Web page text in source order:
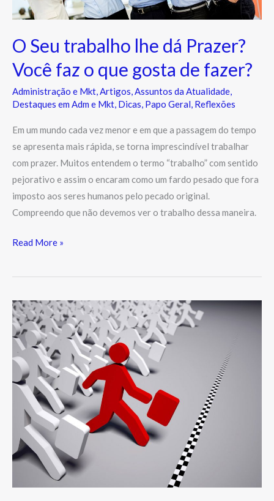
O Seu trabalho lhe dá Prazer?
Você faz o que gosta de fazer?
Administração e Mkt,Artigos,Assuntos da Atualidade,
Destaques em Adm e Mkt, Dicas, Papo Geral, Reflexões
Em um mundo cada vez menor e em que a passagem do tempo
se apresenta mais rápida, se torna imprescindível trabalhar
com prazer. Muitos entendem o termo “trabalho” com sentido
pejorativo e assim o encaram como um fardo pesado que fora
imposto aos seres humanos pelo pecado original.
Compreendo que não devemos ver o trabalho dessa maneira.
Você
faz
que
gosta
fazer?
Read More »
A
Empregabilidade
Depende
de
uma
visão
Empreendedora